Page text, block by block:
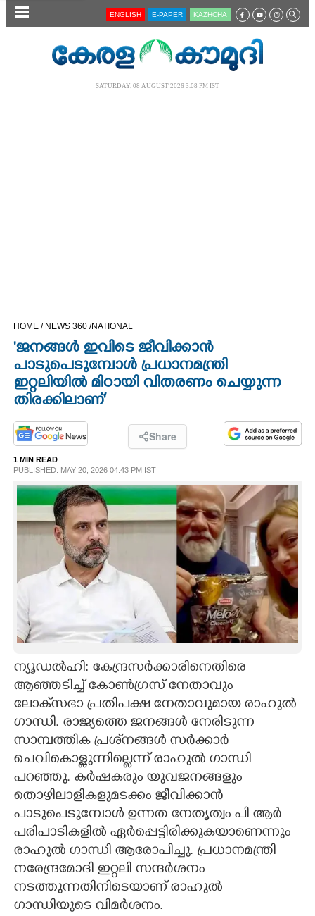
SECTIONS
CINEMA
OPINION
SPIRITUAL
ART
ASTRO
LITERATURE
ZOOM
CONTACT US
ENGLISH E-PAPER KĀZHCHA
SATURDAY, 08 AUGUST 2026 3.08 PM IST
HOME / NEWS 360 /NATIONAL
'ജനങ്ങൾ ഇവിടെ ജീവിക്കാൻ
പാടുപെടുമ്പോൾ പ്രധാനമന്ത്രി
ഇറ്റലിയിൽ മിഠായി വിതരണം ചെയ്യുന്ന
തിരക്കിലാണ്'
Share
1 MIN READ
PUBLISHED: MAY 20, 2026 04:43 PM IST
ന്യൂഡൽഹി: കേന്ദ്രസർക്കാരിനെതിരെ
ആഞ്ഞടിച്ച് കോൺഗ്രസ് നേതാവും
ലോക്‌സഭാ പ്രതിപക്ഷ നേതാവുമായ രാഹുൽ
ഗാന്ധി. രാജ്യത്തെ ജനങ്ങൾ നേരിടുന്ന
സാമ്പത്തിക പ്രശ്‌നങ്ങൾ സർക്കാർ
ചെവികൊള്ളുന്നില്ലെന്ന് രാഹുൽ ഗാന്ധി
പറഞ്ഞു. കർഷകരും യുവജനങ്ങളും
തൊഴിലാളികളുമടക്കം ജീവിക്കാൻ
പാടുപെടുമ്പോൾ ഉന്നത നേതൃത്വം പി ആർ
പരിപാടികളിൽ ഏർപ്പെട്ടിരിക്കുകയാണെന്നും
രാഹുൽ ഗാന്ധി ആരോപിച്ചു. പ്രധാനമന്ത്രി
നരേന്ദ്രമോദി ഇറ്റലി സന്ദർശനം
നടത്തുന്നതിനിടെയാണ് രാഹുൽ
ഗാന്ധിയുടെ വിമർശനം.